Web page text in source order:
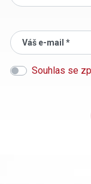
Váš e-mail *
Souhlas se